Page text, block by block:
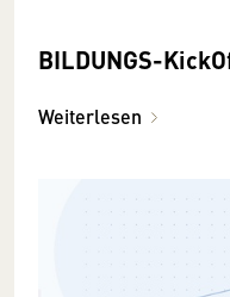
BILDUNGS-
Weiterlesen